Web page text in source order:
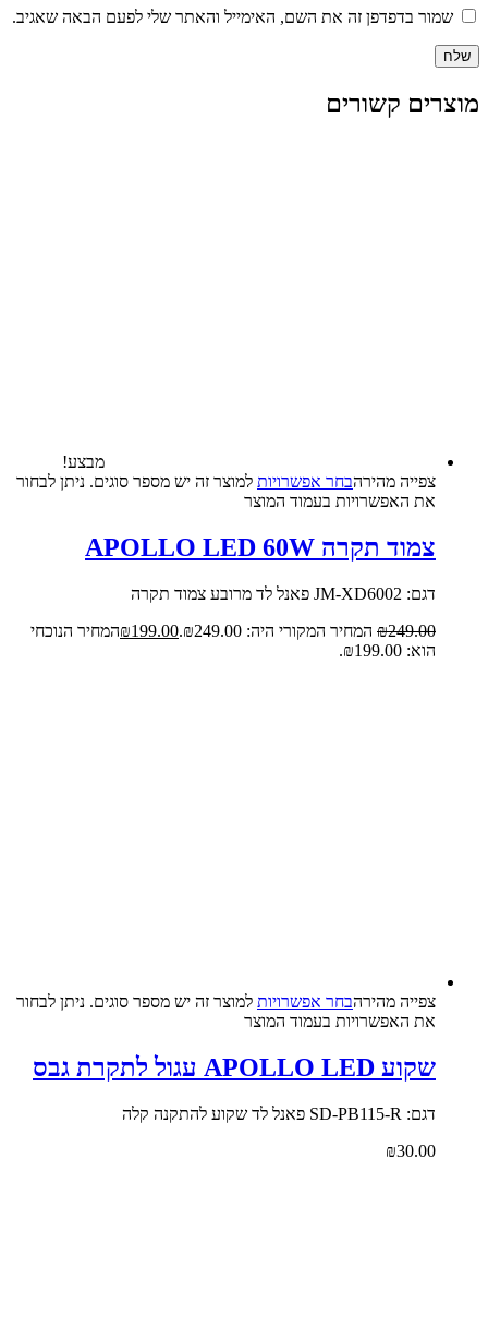
שמור בדפדפן זה את השם, האימייל והאתר שלי לפעם הבאה שאגיב.
מוצרים קשורים
מבצע!
צפייה‬ ‫מהירה‬בחר אפשרויות למוצר זה יש מספר סוגים. ניתן לבחור
את האפשרויות בעמוד המוצר
צמוד תקרה APOLLO LED 60W
דגם: JM-XD6002 פאנל לד מרובע צמוד תקרה
₪249.00 המחיר המקורי היה: ₪249.00. ₪199.00
המחיר הנוכחי
הוא: ₪199.00.
צפייה‬ ‫מהירה‬בחר אפשרויות למוצר זה יש מספר סוגים. ניתן לבחור
את האפשרויות בעמוד המוצר
שקוע APOLLO LED עגול לתקרת גבס
דגם: SD-PB115-R פאנל לד שקוע להתקנה קלה
₪30.00